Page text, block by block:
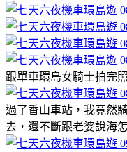
跟單車環島女騎士拍完
過了香山車站，我竟然
去，還不斷跟老婆說海